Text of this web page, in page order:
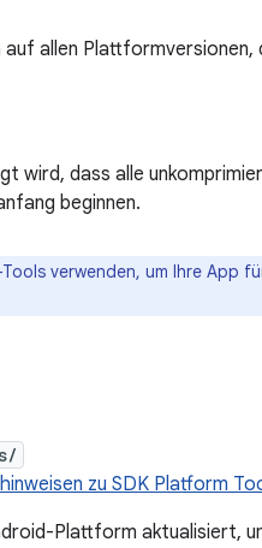
allen
wird, dass alle
beginnen.
verwenden, um Ihre App
zu SDK Platform
Plattform aktualisiert,